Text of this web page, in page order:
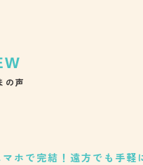
の声
方でも手軽に処方を受